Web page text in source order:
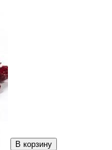
В корзину